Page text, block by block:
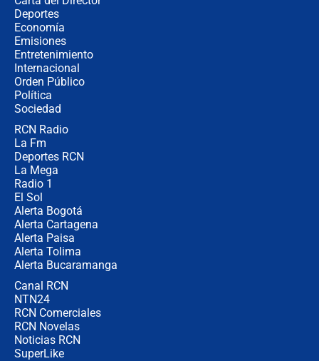
Deportes
Economía
Emisiones
Entretenimiento
Internacional
Orden Público
Política
Sociedad
RCN Radio
La Fm
Deportes RCN
La Mega
Radio 1
El Sol
Alerta Bogotá
Alerta Cartagena
Alerta Paisa
Alerta Tolima
Alerta Bucaramanga
Canal RCN
NTN24
RCN Comerciales
RCN Novelas
Noticias RCN
SuperLike